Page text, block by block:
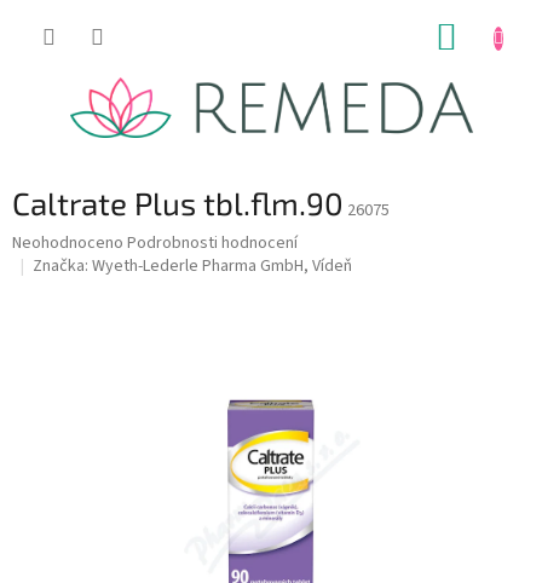
Caltrate Plus tbl.flm.90 26075
Průměrné
hodnocení
Neohodnoceno Podrobnosti hodnocení
Značka: Wyeth-Lederle Pharma GmbH, Vídeň